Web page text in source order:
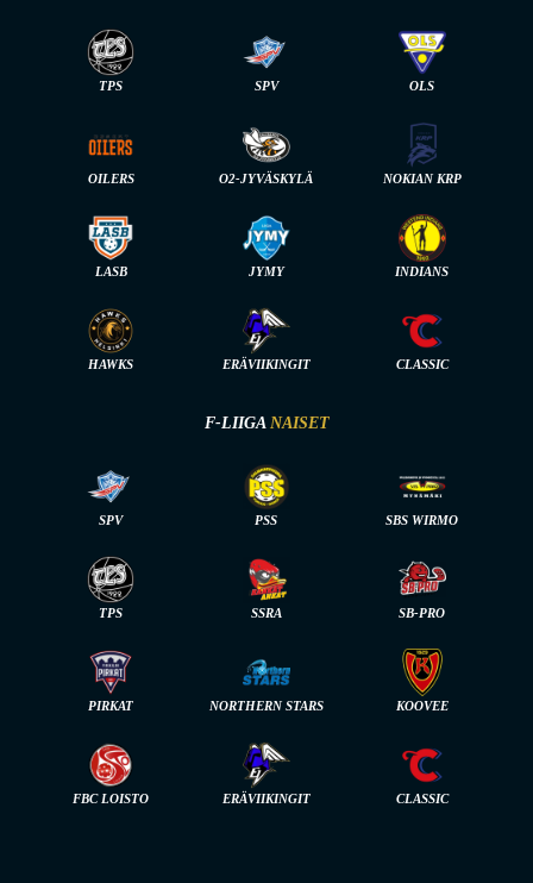
TPS SPV OLS
OILERS O2-JYVÄSKYLÄ NOKIAN KRP
LASB JYMY INDIANS
HAWKS ERÄVIIKINGIT CLASSIC
F-LIIGA NAISET
SPV PSS SBS WIRMO
TPS SSRA SB-PRO
PIRKAT NORTHERN STARS KOOVEE
FBC LOISTO ERÄVIIKINGIT CLASSIC